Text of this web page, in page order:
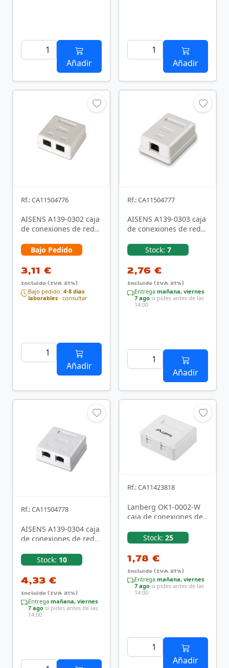
Añadir Añadir
Rf.: CA11504776
AISENS A139-0302 caja
de conexiones de red
Bajo Pedido
3,11 €
Incluido (IVA 21%)
Bajo pedido: 4-8 días
laborables · consultar
Añadir
Rf.: CA11504777
AISENS A139-0303 caja
de conexiones de red
Stock: 7
2,76 €
Incluido (IVA 21%)
Entrega mañana, viernes
7 ago si pides antes de las
14:00
Añadir
Rf.: CA11504778
AISENS A139-0304 caja
de conexiones de red
Stock: 10
4,33 €
Incluido (IVA 21%)
Entrega mañana, viernes
7 ago si pides antes de las
14:00
Rf.: CA11423818
Lanberg OK1-0002-W
caja de conexiones de
Stock: 25
1,78 €
Incluido (IVA 21%)
Entrega mañana, viernes
7 ago si pides antes de las
14:00
Añadir